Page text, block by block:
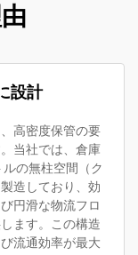
設計
高密度保管の要
当社では、倉庫
の無柱空間（ク
造しており、効
円滑な物流フロ
ます。この構造
流通効率が最大